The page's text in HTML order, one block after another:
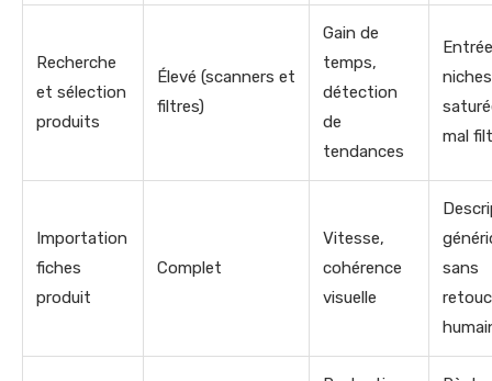
Recherche
et sélection
produits
Élevé (scanners et
filtres)
Gain de
temps,
détection
de
tendances
niches
mal
Importation
fiches
produit
Complet
Vitesse,
cohérence
visuelle
sans